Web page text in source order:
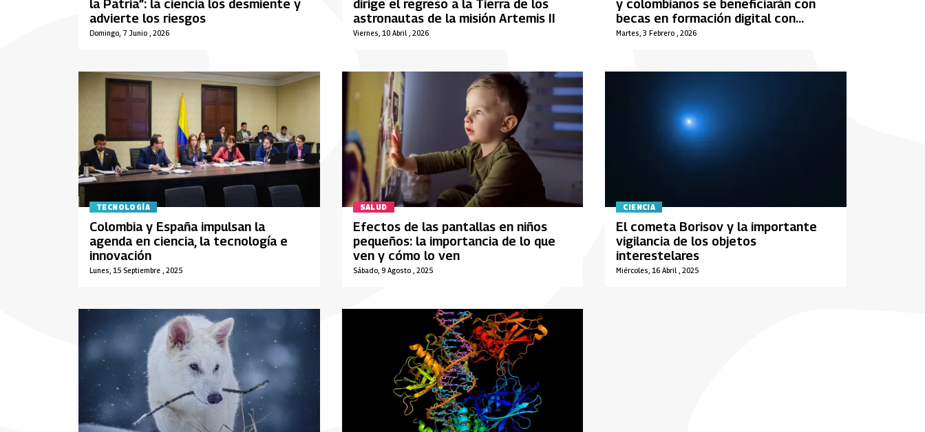
Domingo, 7 Junio , 2026
la Patria”: la ciencia los desmiente y
advierte los riesgos
Viernes, 10 Abril , 2026
dirige el regreso a la Tierra de los
astronautas de la misión Artemis II
Martes, 3 Febrero , 2026
y colombianos se beneficiarán con
becas en formación digital con
Google
TECNOLOGÍA
Lunes, 15 Septiembre , 2025
Colombia y España impulsan la
agenda en ciencia, la tecnología e
innovación
SALUD
Sábado, 9 Agosto , 2025
Efectos de las pantallas en niños
pequeños: la importancia de lo que
ven y cómo lo ven
CIENCIA
Miércoles, 16 Abril , 2025
El cometa Borisov y la importante
vigilancia de los objetos
interestelares